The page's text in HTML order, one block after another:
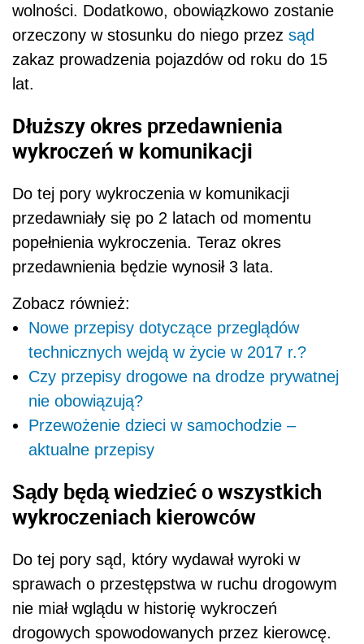
wolności. Dodatkowo, obowiązkowo zostanie
orzeczony w stosunku do niego przez sąd
zakaz prowadzenia pojazdów od roku do 15
lat.
Dłuższy okres przedawnienia
wykroczeń w komunikacji
Do tej pory wykroczenia w komunikacji
przedawniały się po 2 latach od momentu
popełnienia wykroczenia. Teraz okres
przedawnienia będzie wynosił 3 lata.
Zobacz również:
Nowe przepisy dotyczące przeglądów
technicznych wejdą w życie w 2017 r.?
Czy przepisy drogowe na drodze prywatnej
nie obowiązują?
Przewożenie dzieci w samochodzie –
aktualne przepisy
Sądy będą wiedzieć o wszystkich
wykroczeniach kierowców
Do tej pory sąd, który wydawał wyroki w
sprawach o przestępstwa w ruchu drogowym
nie miał wglądu w historię wykroczeń
drogowych spowodowanych przez kierowcę.